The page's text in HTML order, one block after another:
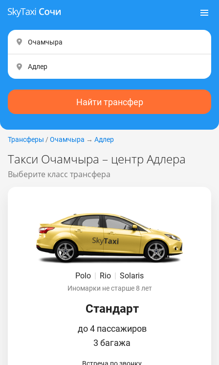
Найти трансфер
Трансферы / Очамчыра → Адлер
Такси Очамчыра – центр Адлера
Выберите класс трансфера
Polo | Rio | Solaris
Иномарки не старше 8 лет
Стандарт
до 4 пассажиров
3 багажа
Встреча по звонку